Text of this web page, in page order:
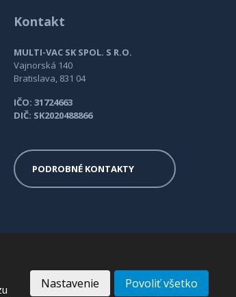
Kontakt
MULTI-VAC SK SPOL. S R.O.
Vajnorská 140
Bratislava, 831 04
IČO: 31724663
DIČ: SK2020488866
PODROBNÉ KONTAKTY
Nastavenie Povoliť všetko